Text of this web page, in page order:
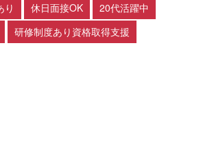
り 休日面接OK
20代活躍中
研修制度あり資格取得支援